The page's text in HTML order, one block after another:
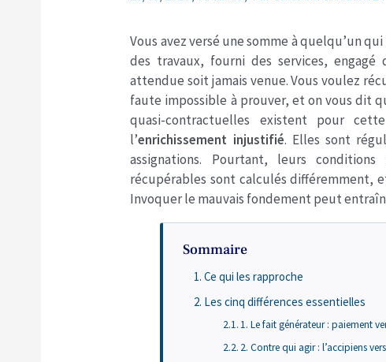
Vous avez versé une somme à quelqu’un
des travaux, fourni des services,
attendue soit jamais venue. Vous voulez
faute impossible à prouver, et on vous dit
quasi-contractuelles existent pour
l’enrichissement injustifié. Elles sont
assignations. Pourtant, leurs
récupérables sont calculés différemment,
Invoquer le mauvais fondement peut
Sommaire
Ce qui les rapproche
Les cinq différences essentielles
1. Le fait générateur : paiement
2. Contre qui agir : l’accipiens